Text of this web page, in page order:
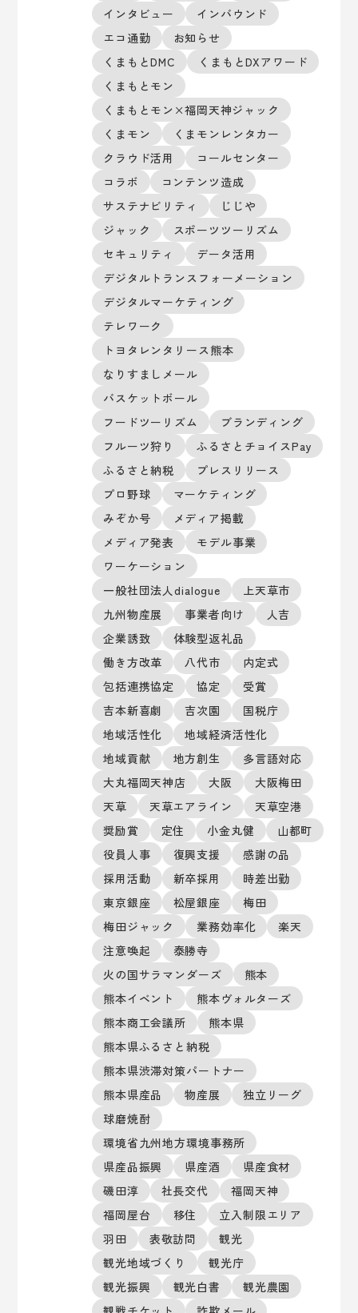
インタビュー
インバウンド
エコ通勤
お知らせ
くまもとDMC
くまもとDXアワード
くまもとモン
くまもとモン×福岡天神ジャック
くまモン
くまモンレンタカー
クラウド活用
コールセンター
コラボ
コンテンツ造成
サステナビリティ
じじや
ジャック
スポーツツーリズム
セキュリティ
データ活用
デジタルトランスフォーメーション
デジタルマーケティング
テレワーク
トヨタレンタリース熊本
なりすましメール
バスケットボール
フードツーリズム
ブランディング
フルーツ狩り
ふるさとチョイスPay
ふるさと納税
プレスリリース
プロ野球
マーケティング
みぞか号
メディア掲載
メディア発表
モデル事業
ワーケーション
一般社団法人dialogue
上天草市
九州物産展
事業者向け
人吉
企業誘致
体験型返礼品
働き方改革
八代市
内定式
包括連携協定
協定
受賞
吉本新喜劇
吉次園
国税庁
地域活性化
地域経済活性化
地域貢献
地方創生
多言語対応
大丸福岡天神店
大阪
大阪梅田
天草
天草エアライン
天草空港
奨励賞
定住 小金丸健
山都町
役員人事
復興支援
感謝の品
採用活動
新卒採用
時差出勤
東京銀座
松屋銀座
梅田
梅田ジャック
業務効率化
楽天
注意喚起
泰勝寺
火の国サラマンダーズ
熊本
熊本イベント
熊本ヴォルターズ
熊本商工会議所
熊本県
熊本県ふるさと納税
熊本県渋滞対策パートナー
熊本県産品
物産展
独立リーグ
球磨焼酎
環境省九州地方環境事務所
県産品振興
県産酒
県産食材
磯田淳
社長交代
福岡天神
福岡屋台
移住
立入制限エリア
羽田
表敬訪問
観光
観光地域づくり
観光庁
観光振興
観光白書
観光農園